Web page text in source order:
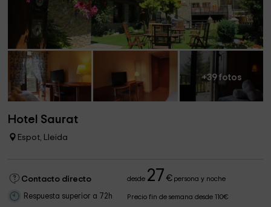
+39 fotos
Hotel Saurat
Espot, Lleida
Contacto directo desde 27 €persona y noche
Respuesta superior a 72h Precio fin de semana desde 110€